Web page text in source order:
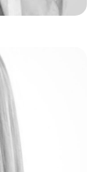
VIEIRA
e Impacto